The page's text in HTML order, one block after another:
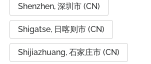
Shenzhen, 深圳市 (CN)
Shigatse, 日喀则市 (CN)
Shijiazhuang, 石家庄市 (CN)